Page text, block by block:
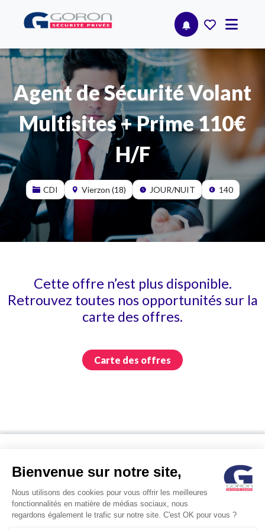
Agent de Sécurité Volant
Multisites + Prime 110€
H/F
CDI Vierzon (18) JOUR/NUIT 140
Cette offre n’est plus disponible.
Retrouvez toutes nos opportunités sur la
carte des offres.
Carte des offres
RNMPS Contactez-nous